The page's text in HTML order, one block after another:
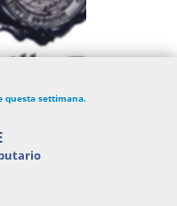
questa settimana.